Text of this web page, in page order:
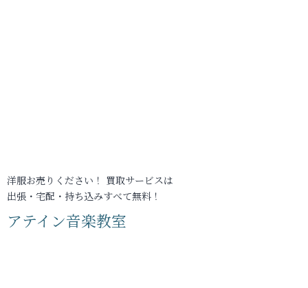
洋服お売りください！ 買取サービスは
出張・宅配・持ち込みすべて無料！
アテイン音楽教室